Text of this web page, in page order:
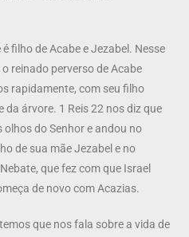
filho de Acabe e Jezabel. Nesse
reinado perverso de Acabe
rapidamente, com seu filho
da árvore. 1 Reis 22 nos diz que
olhos do Senhor e andou no
de sua mãe Jezabel e no
que fez com que Israel
de novo com Acazias.
que nos fala sobre a vida de